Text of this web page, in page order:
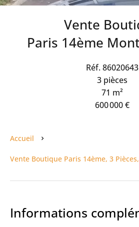
Vente
Paris 14ème
Réf. 86020643
3 pièces
71 m²
600 000 €
Accueil
Vente Boutique Paris 14ème, 3
Informations